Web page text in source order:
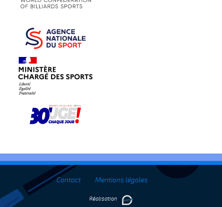
Contact Mentions légales
Réalisation